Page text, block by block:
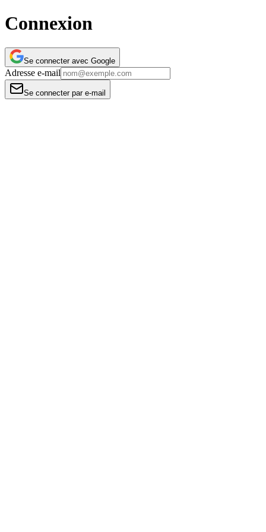
Connexion
Se connecter avec Google
Adresse e-mail
Se connecter par e-mail